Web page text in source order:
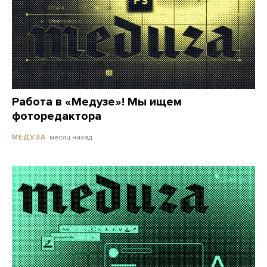
Работа в «Медузе»! Мы ищем
фоторедактора
МЕДУЗА месяц назад